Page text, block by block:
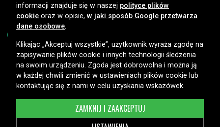
Copyright © 2026, Spares Nordic AB
informacji znajduje się w naszej polityce plików
cookie oraz w opisie, w jaki sposób Google przetwarza
dane osobowe.
Klikając „Akceptuj wszystkie”, użytkownik wyraża zgodę na
zapisywanie plików cookie i innych technologii śledzenia
na swoim urządzeniu. Zgoda jest dobrowolna i można ją
w każdej chwili zmienić w ustawieniach plików cookie lub
kontaktując się z nami w celu uzyskania wskazówek.
ZAMKNIJ I ZAAKCEPTUJ